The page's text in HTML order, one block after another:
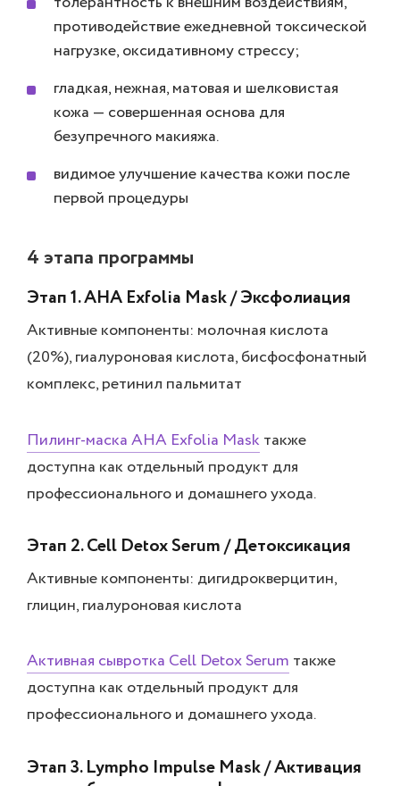
противодействие ежедневной токсической
нагрузке, оксидативному стрессу;
гладкая, нежная, матовая и шелковистая
кожа — совершенная основа для
безупречного макияжа.
видимое улучшение качества кожи после
первой процедуры
4 этапа программы
Этап 1. AHA Exfolia Mask / Эксфолиация
Активные компоненты: молочная кислота
(20%), гиалуроновая кислота, бисфосфонатный
комплекс, ретинил пальмитат
Пилинг-маска AHA Exfolia Mask также
доступна как отдельный продукт для
профессионального и домашнего ухода.
Этап 2. Cell Detox Serum / Детоксикация
Активные компоненты: дигидрокверцитин,
глицин, гиалуроновая кислота
Активная сывротка Cell Detox Serum также
доступна как отдельный продукт для
профессионального и домашнего ухода.
Этап 3. Lympho Impulse Mask / Активация